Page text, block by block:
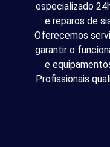
especializado
e reparos de
Oferecemos
garantir o
e
Profissionais